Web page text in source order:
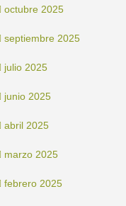
octubre 2025
septiembre 2025
julio 2025
junio 2025
abril 2025
marzo 2025
febrero 2025